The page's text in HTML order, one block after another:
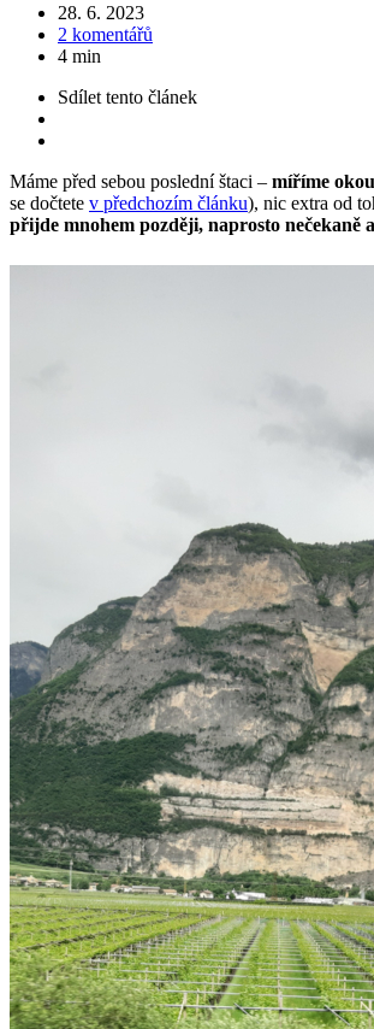
28. 6. 2023
2 komentářů
4 min
Sdílet tento článek
Máme před sebou poslední štaci – míříme
se dočtete v předchozím článku), nic extra od
přijde mnohem později, naprosto nečekaně